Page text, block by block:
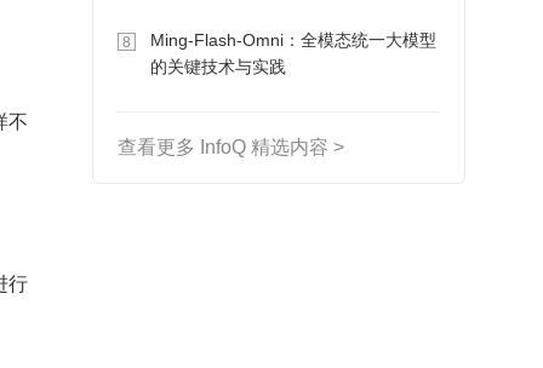
不
行
8
Ming-Flash-Omni：全模态统一大模型
的关键技术与实践
查看更多 InfoQ 精选内容 >